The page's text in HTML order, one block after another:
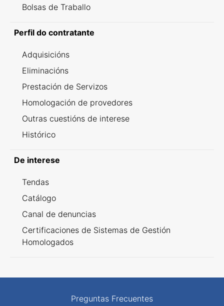
Bolsas de Traballo
Perfil do contratante
Adquisicións
Eliminacións
Prestación de Servizos
Homologación de provedores
Outras cuestións de interese
Histórico
De interese
Tendas
Catálogo
Canal de denuncias
Certificaciones de Sistemas de Gestión
Homologados
Preguntas Frecuentes